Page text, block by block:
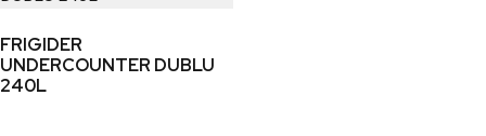
FRIGIDER
UNDERCOUNTER DUBLU
240L